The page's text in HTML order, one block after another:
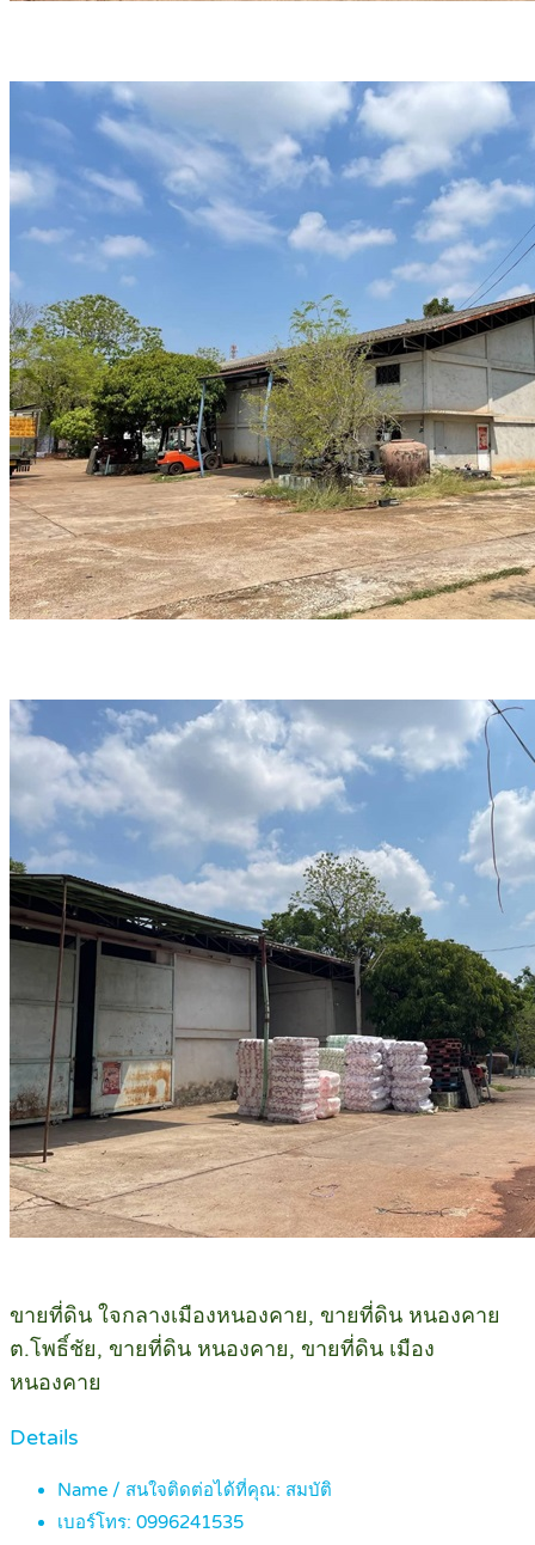
ขายที่ดิน ใจกลางเมืองหนองคาย, ขายที่ดิน หนองคาย
ต.โพธิ์ชัย, ขายที่ดิน หนองคาย, ขายที่ดิน เมือง
หนองคาย
Details
Name / สนใจติดต่อได้ที่คุณ: สมบัติ
เบอร์โทร: 0996241535